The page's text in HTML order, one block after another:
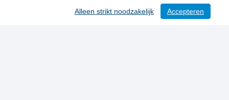
/ 223
Accepteren
Alleen strikt noodzakelijk